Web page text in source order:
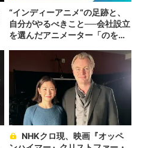
“インディーアニメ“の足跡と、
自分がやるべきこと──会社設立
を選んだアニメーター「のを